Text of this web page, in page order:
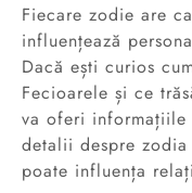
Fiecare zodie are
influențează
Dacă ești curios
Fecioarele și ce
va oferi informațiile
detalii despre
poate influența